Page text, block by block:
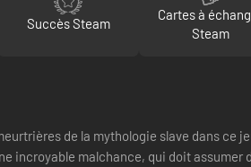
Succès Steam
Cartes à
Steam
de la mythologie slave dans
incroyable malchance, qui doit